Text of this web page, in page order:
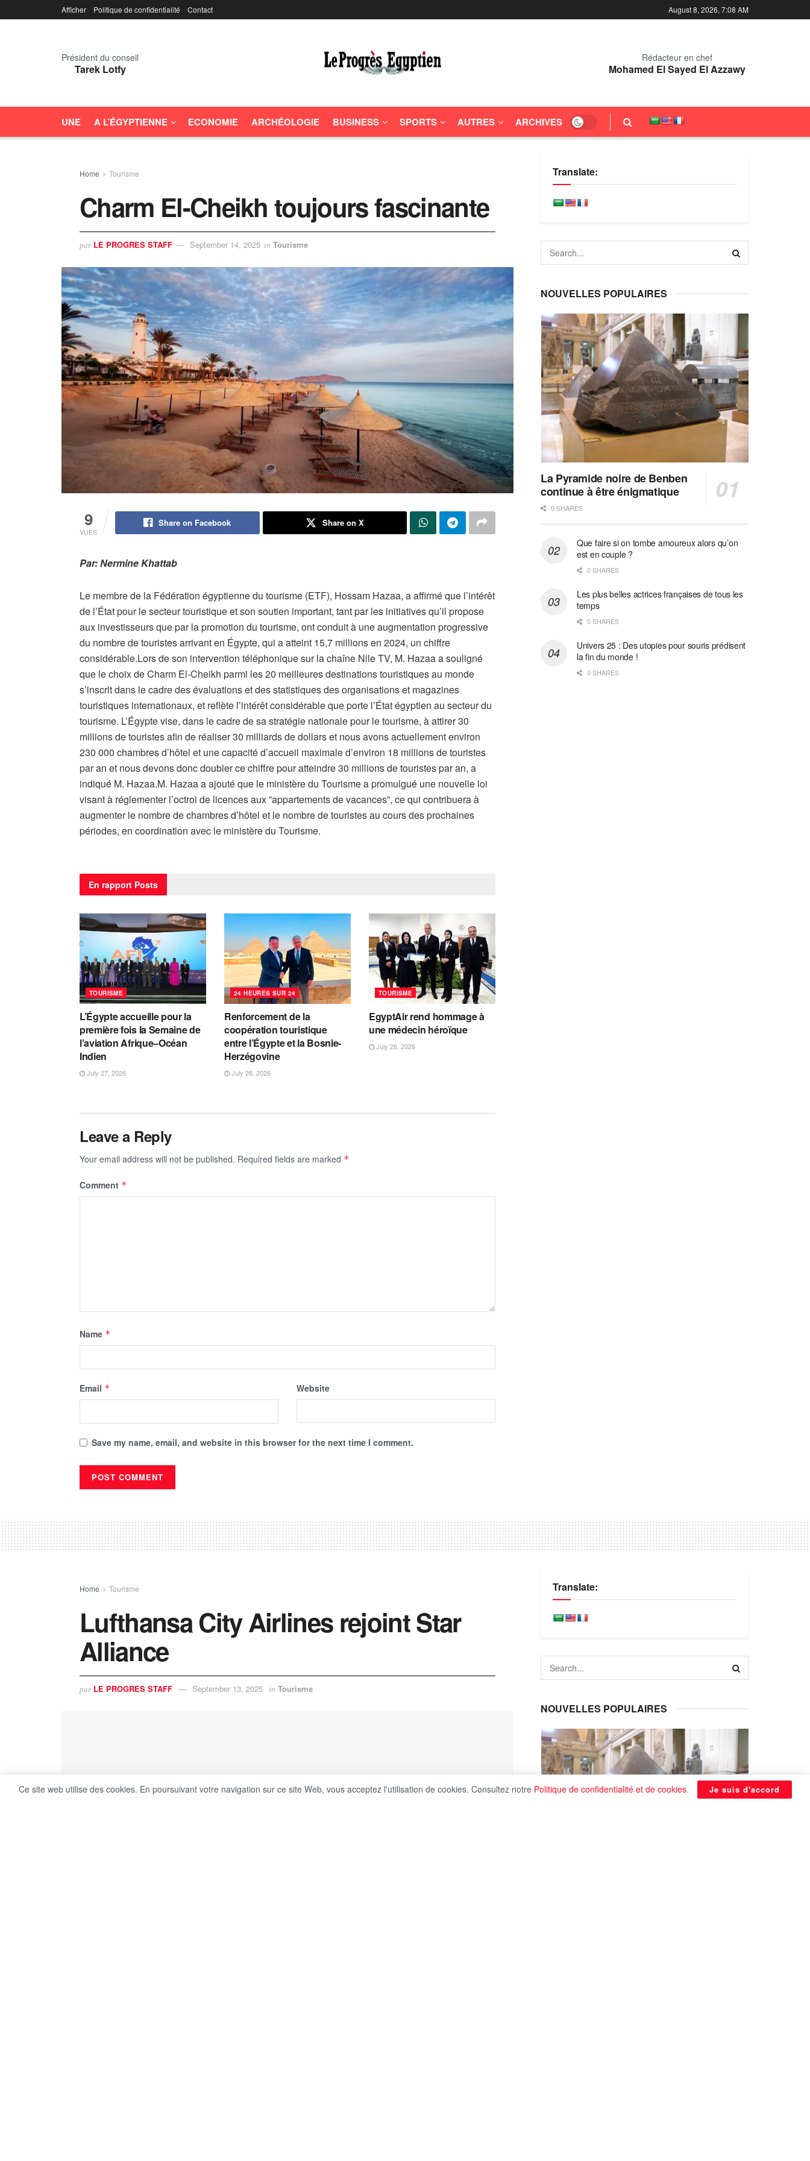
Afficher Politique de confidentialité Contact August 8, 2026, 7:08 AM
Président du conseil
Tarek Lotfy
Rédacteur en chef
Mohamed El Sayed El Azzawy
UNE A L’ÉGYPTIENNE ECONOMIE ARCHÉOLOGIE BUSINESS SPORTS AUTRES ARCHIVES
Home Tourisme
Charm El-Cheikh toujours fascinante
par LE PROGRES STAFF September 14, 2025 in Tourisme
9
VUES
Share on Facebook Share on X
Par: Nermine Khattab
Le membre de la Fédération égyptienne du tourisme (ETF), Hossam Hazaa, a affirmé que l’intérêt
de l’État pour le secteur touristique et son soutien important, tant par les initiatives qu’il propose
aux investisseurs que par la promotion du tourisme, ont conduit à une augmentation progressive
du nombre de touristes arrivant en Égypte, qui a atteint 15,7 millions en 2024, un chiffre
considérable.Lors de son intervention téléphonique sur la chaîne Nile TV, M. Hazaa a souligné
que le choix de Charm El-Cheikh parmi les 20 meilleures destinations touristiques au monde
s’inscrit dans le cadre des évaluations et des statistiques des organisations et magazines
touristiques internationaux, et reflète l’intérêt considérable que porte l’État égyptien au secteur du
tourisme. L’Égypte vise, dans le cadre de sa stratégie nationale pour le tourisme, à attirer 30
millions de touristes afin de réaliser 30 milliards de dollars et nous avons actuellement environ
230 000 chambres d’hôtel et une capacité d’accueil maximale d’environ 18 millions de touristes
par an et nous devons donc doubler ce chiffre pour atteindre 30 millions de touristes par an, a
indiqué M. Hazaa.M. Hazaa a ajouté que le ministère du Tourisme a promulgué une nouvelle loi
visant à réglementer l’octroi de licences aux ”appartements de vacances”, ce qui contribuera à
augmenter le nombre de chambres d’hôtel et le nombre de touristes au cours des prochaines
périodes, en coordination avec le ministère du Tourisme.
En rapport Posts
TOURISME
L’Égypte accueille pour la
première fois la Semaine de
l’aviation Afrique–Océan
Indien
July 27, 2026
24 HEURES SUR 24
Renforcement de la
coopération touristique
entre l’Égypte et la Bosnie-
Herzégovine
July 26, 2026
TOURISME
EgyptAir rend hommage à
une médecin héroïque
July 26, 2026
Leave a Reply
Your email address will not be published. Required fields are marked *
Comment *
Name *
Email * Website
Save my name, email, and website in this browser for the next time I comment.
Translate:
NOUVELLES POPULAIRES
La Pyramide noire de Benben
continue à être énigmatique
0 SHARES
Que faire si on tombe amoureux alors qu’on
est en couple ?
0 SHARES
Les plus belles actrices françaises de tous les
temps
0 SHARES
Univers 25 : Des utopies pour souris prédisent
la fin du monde !
0 SHARES
Home Tourisme
Lufthansa City Airlines rejoint Star
Alliance
par LE PROGRES STAFF September 13, 2025 in Tourisme
Translate:
NOUVELLES POPULAIRES
Ce site web utilise des cookies. En poursuivant votre navigation sur ce site Web, vous acceptez l'utilisation de cookies. Consultez notre Politique de confidentialité et de cookies. Je suis d'accord